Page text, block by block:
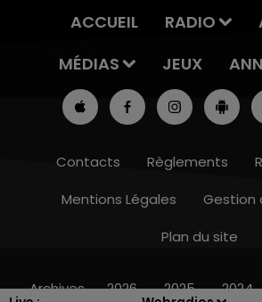
16h00 - 20h00
ACCUEIL RADIO
MÉDIAS
JEUX
Contacts Règlements
Mentions Légales
Gestion
Plan du site
Archives 2026 2025 2024